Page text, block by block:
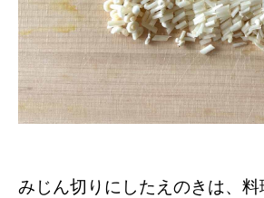
みじん切りにしたえのきは、料